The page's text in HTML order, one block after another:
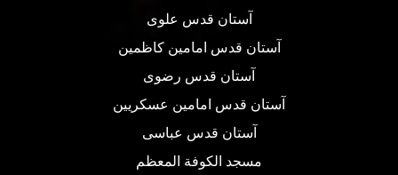
آستان قدس علوی
آستان قدس امامین کاظمین
آستان قدس رضوی
آستان قدس امامین عسکریین
آستان قدس عباسی
مسجد الكوفة المعظم